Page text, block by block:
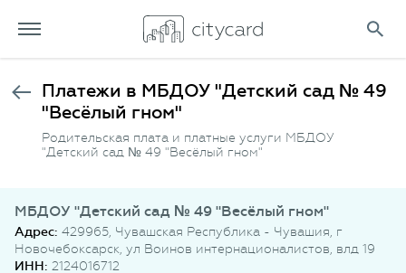
Платежи в МБДОУ "Детский сад № 49
"Весёлый гном"
Родительская плата и платные услуги МБДОУ
"Детский сад № 49 "Весёлый гном"
МБДОУ "Детский сад № 49 "Весёлый гном"
Адрес: 429965, Чувашская Республика - Чувашия, г
Новочебоксарск, ул Воинов интернационалистов, влд 19
ИНН: 2124016712